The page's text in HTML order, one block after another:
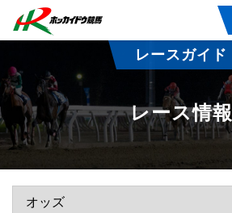
レースガイド
レース情報